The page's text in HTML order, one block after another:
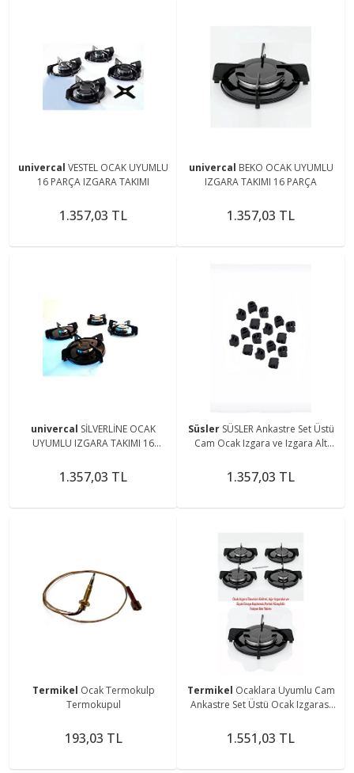
univercal VESTEL OCAK UYUMLU
16 PARÇA IZGARA TAKIMI
1.357,03 TL
univercal BEKO OCAK UYUMLU
IZGARA TAKIMI 16 PARÇA
1.357,03 TL
univercal SİLVERLİNE OCAK
UYUMLU IZGARA TAKIMI 16
1.357,03 TL
Süsler SÜSLER Ankastre Set Üstü
Cam Ocak Izgara ve Izgara Alt
1.357,03 TL
Termikel Ocak Termokulp
Termokupul
193,03 TL
Termikel Ocaklara Uyumlu Cam
Ankastre Set Üstü Ocak Izgarası
Parça
1.551,03 TL